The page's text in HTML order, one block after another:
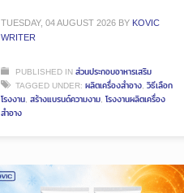
TUESDAY, 04 AUGUST 2026 BY KOVIC
WRITER
PUBLISHED INส่วนประกอบอาหารเสริม
TAGGED UNDER: ผลิตเครื่องสำอาง, วิธีเลือก
โรงงาน, สร้างแบรนด์ความงาม, โรงงานผลิตเครื่อง
สำอาง